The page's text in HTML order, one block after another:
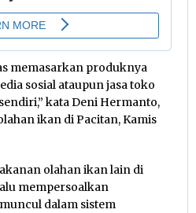
memasarkan produknya
sosial ataupun jasa toko
kata Deni Hermanto,
ikan di Pacitan, Kamis
olahan ikan lain di
mempersoalkan
dalam sistem